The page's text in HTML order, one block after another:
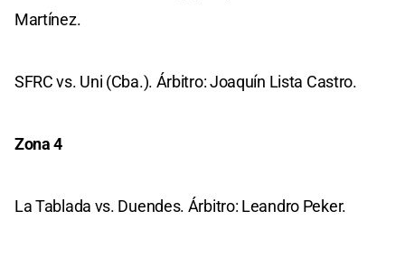
Martínez.
SFRC vs. Uni (Cba.). Árbitro: Joaquín Lista Castro.
Zona 4
La Tablada vs. Duendes. Árbitro: Leandro Peker.